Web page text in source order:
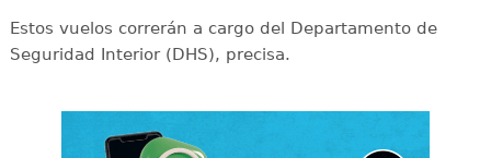
Estos vuelos correrán a cargo del Departamento de
Seguridad Interior (DHS), precisa.